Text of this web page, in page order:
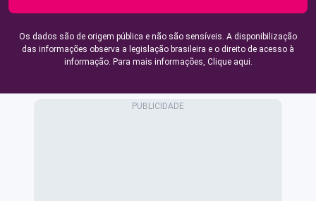
Os dados são de origem pública e não são sensíveis. A disponibilização
das informações observa a legislação brasileira e o direito de acesso à
informação. Para mais informações, Clique aqui.